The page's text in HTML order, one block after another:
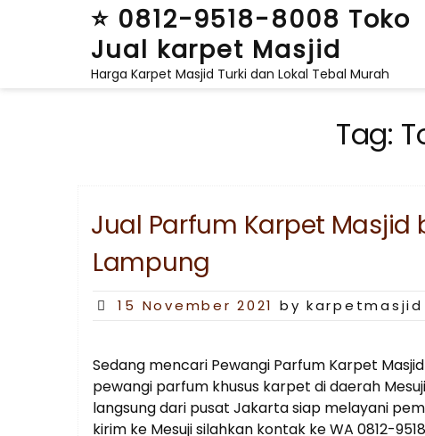
⭐ 0812-9518-8008 Toko
Jual karpet Masjid
Harga Karpet Masjid Turki dan Lokal Tebal Murah
Tag:
Jual Parfum Karpet Masjid
Lampung
Posted
15 November 2021 by karpetmasjid
Sedang mencari Pewangi Parfum Karpet
pewangi parfum khusus karpet di daerah
langsung dari pusat Jakarta siap melayani
kirim ke Mesuji silahkan kontak ke WA 0812-